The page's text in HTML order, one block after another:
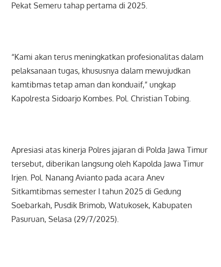
Pekat Semeru tahap pertama di 2025.
“Kami akan terus meningkatkan profesionalitas dalam
pelaksanaan tugas, khususnya dalam mewujudkan
kamtibmas tetap aman dan konduaif,” ungkap
Kapolresta Sidoarjo Kombes. Pol. Christian Tobing.
Apresiasi atas kinerja Polres jajaran di Polda Jawa Timur
tersebut, diberikan langsung oleh Kapolda Jawa Timur
Irjen. Pol. Nanang Avianto pada acara Anev
Sitkamtibmas semester I tahun 2025 di Gedung
Soebarkah, Pusdik Brimob, Watukosek, Kabupaten
Pasuruan, Selasa (29/7/2025).